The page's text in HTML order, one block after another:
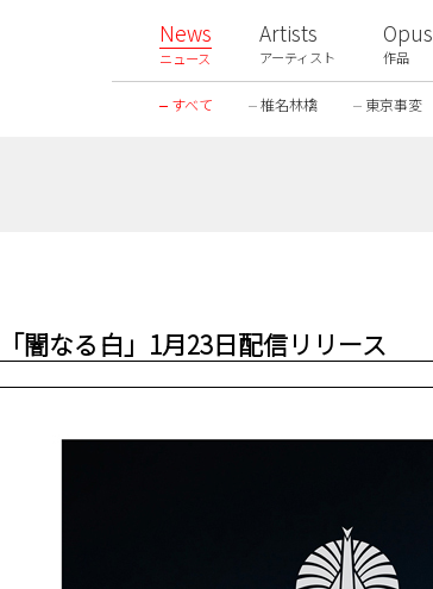
News
ニュース
Artists
アーティスト
Opus
作品
すべて 椎名林檎 東京事変
闇なる白」1月23日配信リリース